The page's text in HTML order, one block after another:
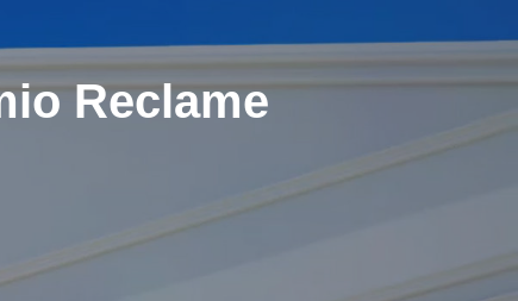
Reclame